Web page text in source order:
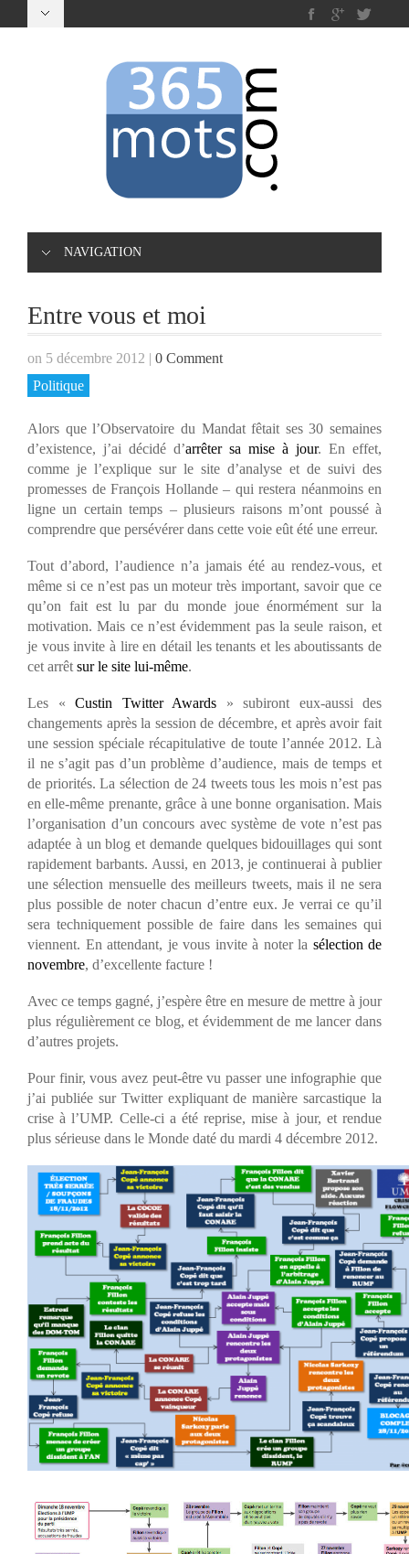
NAVIGATION
Entre vous et moi
on 5 décembre 2012 | 0 Comment
Politique
Alors que l’Observatoire du Mandat fêtait ses 30 semaines
d’existence, j’ai décidé d’arrêter sa mise à jour. En effet,
comme je l’explique sur le site d’analyse et de suivi des
promesses de François Hollande – qui restera néanmoins en
ligne un certain temps – plusieurs raisons m’ont poussé à
comprendre que persévérer dans cette voie eût été une erreur.
Tout d’abord, l’audience n’a jamais été au rendez-vous, et
même si ce n’est pas un moteur très important, savoir que ce
qu’on fait est lu par du monde joue énormément sur la
motivation. Mais ce n’est évidemment pas la seule raison, et
je vous invite à lire en détail les tenants et les aboutissants de
cet arrêt sur le site lui-même.
Les « Custin Twitter Awards » subiront eux-aussi des
changements après la session de décembre, et après avoir fait
une session spéciale récapitulative de toute l’année 2012. Là
il ne s’agit pas d’un problème d’audience, mais de temps et
de priorités. La sélection de 24 tweets tous les mois n’est pas
en elle-même prenante, grâce à une bonne organisation. Mais
l’organisation d’un concours avec système de vote n’est pas
adaptée à un blog et demande quelques bidouillages qui sont
rapidement barbants. Aussi, en 2013, je continuerai à publier
une sélection mensuelle des meilleurs tweets, mais il ne sera
plus possible de noter chacun d’entre eux. Je verrai ce qu’il
sera techniquement possible de faire dans les semaines qui
viennent. En attendant, je vous invite à noter la sélection de
novembre, d’excellente facture !
Avec ce temps gagné, j’espère être en mesure de mettre à jour
plus régulièrement ce blog, et évidemment de me lancer dans
d’autres projets.
Pour finir, vous avez peut-être vu passer une infographie que
j’ai publiée sur Twitter expliquant de manière sarcastique la
crise à l’UMP. Celle-ci a été reprise, mise à jour, et rendue
plus sérieuse dans le Monde daté du mardi 4 décembre 2012.